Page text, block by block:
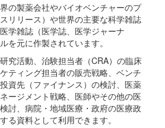
の製薬会社やバイオベンチャーのプ
リリース）や世界の主要な科学雑誌
学雑誌（医学誌、医学ジャーナ
を元に作製されています。
究活動、治験担当者（CRA）の臨床
ティング担当者の販売戦略、ベンチ
資先（ファイナンス）の検討、医薬
ージメント戦略、医師やその他の医
討、病院・地域医療・政府の医療政
る資料として利用できます。